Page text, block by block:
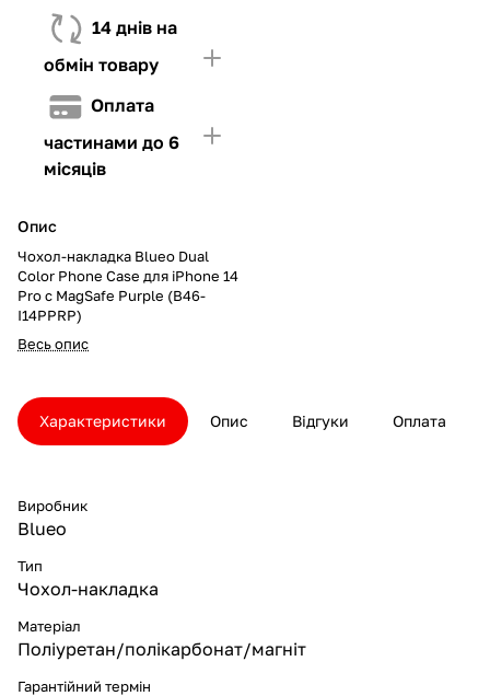
14 днів на
обмін товару
Оплата
частинами до 6
місяців
Опис
Чохол-накладка Blueo Dual
Color Phone Case для iPhone 14
Pro с MagSafe Purple (B46-
I14PPRP)
Весь опис
Характеристики Опис Відгуки Оплата
Виробник
Blueo
Тип
Чохол-накладка
Матеріал
Поліуретан/полікарбонат/магніт
Гарантійний термін